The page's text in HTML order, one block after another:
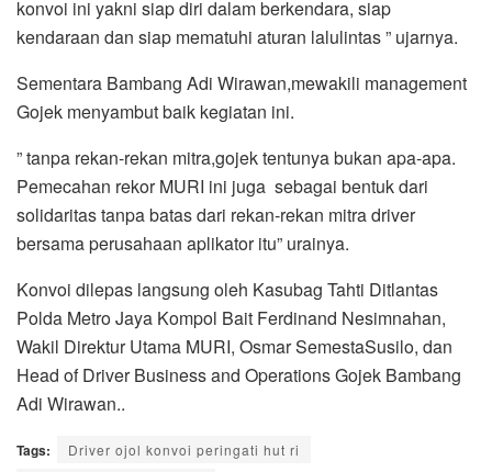
konvoi ini yakni siap diri dalam berkendara, siap
kendaraan dan siap mematuhi aturan lalulintas ” ujarnya.
Sementara Bambang Adi Wirawan,mewakili management
Gojek menyambut baik kegiatan ini.
” tanpa rekan-rekan mitra,gojek tentunya bukan apa-apa.
Pemecahan rekor MURI ini juga sebagai bentuk dari
solidaritas tanpa batas dari rekan-rekan mitra driver
bersama perusahaan aplikator itu” urainya.
Konvoi dilepas langsung oleh Kasubag Tahti Ditlantas
Polda Metro Jaya Kompol Bait Ferdinand Nesimnahan,
Wakil Direktur Utama MURI, Osmar SemestaSusilo, dan
Head of Driver Business and Operations Gojek Bambang
Adi Wirawan..
Tags:
Driver ojol konvoi peringati hut ri